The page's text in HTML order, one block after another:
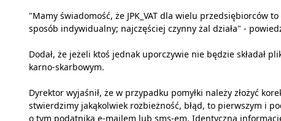
"Mamy świadomość, że JPK_VAT dla wielu przedsiębiorców
sposób indywidualny; najczęściej czynny żal działa" -
Dodał, że jeżeli ktoś jednak uporczywie nie będzie składał
karno-skarbowym.
Dyrektor wyjaśnił, że w przypadku pomyłki należy złożyć
stwierdzimy jakąkolwiek rozbieżność, błąd, to pierwszym i
o tym podatnika e-mailem lub sms-em. Identyczną